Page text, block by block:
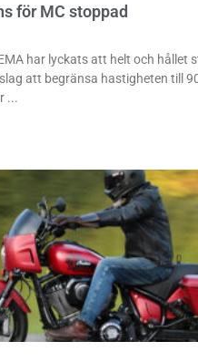
för MC stoppad
har lyckats att helt och hållet
att begränsa hastigheten till